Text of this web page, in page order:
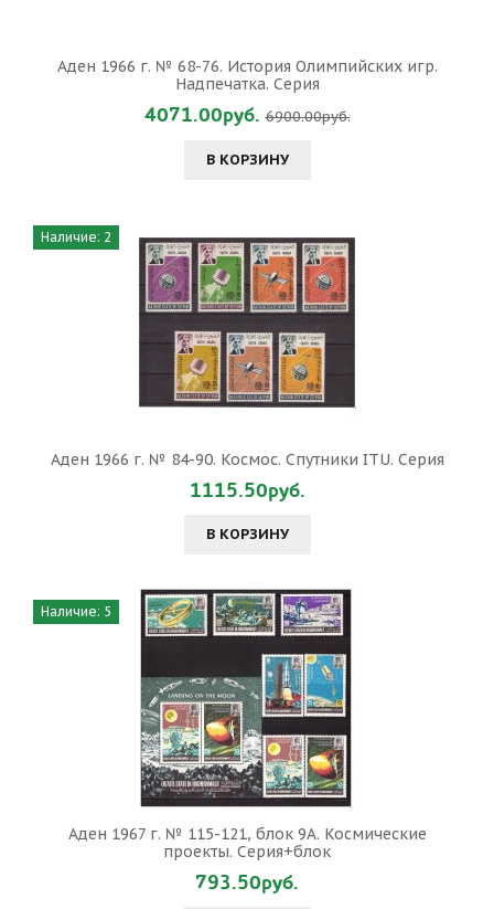
Аден 1966 г. № 68-76. История Олимпийских игр.
Надпечатка. Серия
4071.00руб. 6900.00руб.
В КОРЗИНУ
Наличие: 2
Аден 1966 г. № 84-90. Космос. Спутники ITU. Серия
1115.50руб.
В КОРЗИНУ
Наличие: 5
Аден 1967 г. № 115-121, блок 9А. Космические
проекты. Серия+блок
793.50руб.